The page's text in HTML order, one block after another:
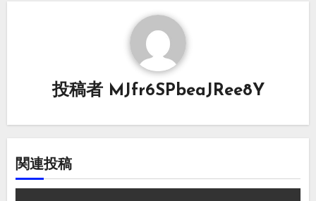
ン
投稿者 MJfr6SPbeaJRee8Y
関連投稿